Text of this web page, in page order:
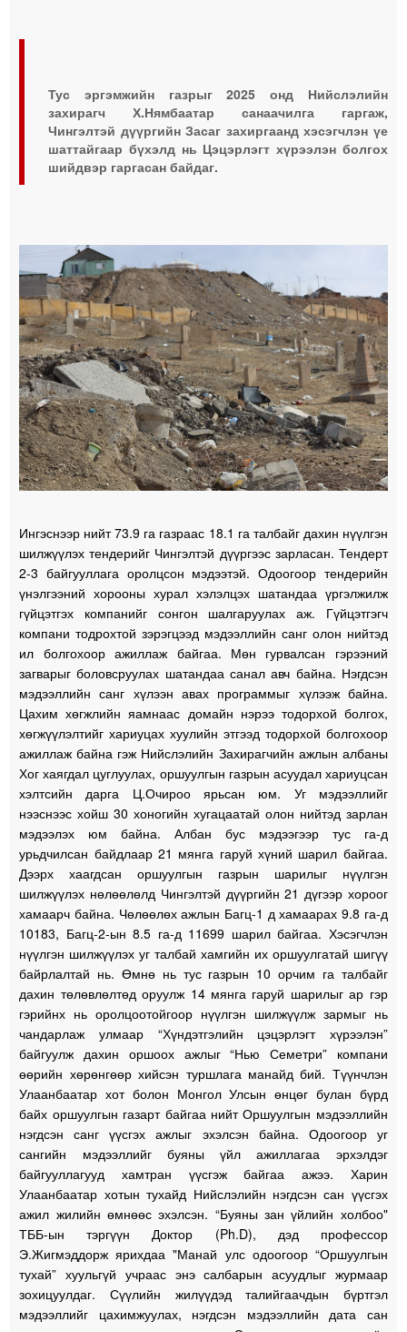
Тус эргэмжийн газрыг 2025 онд Нийслэлийн
захирагч Х.Нямбаатар санаачилга гаргаж,
Чингэлтэй дүүргийн Засаг захиргаанд хэсэгчлэн үе
шаттайгаар бүхэлд нь Цэцэрлэгт хүрээлэн болгох
шийдвэр гаргасан байдаг.
Ингэснээр нийт 73.9 га газраас 18.1 га талбайг дахин нүүлгэн
шилжүүлэх тендерийг Чингэлтэй дүүргээс зарласан. Тендерт
2-3 байгууллага оролцсон мэдээтэй. Одоогоор тендерийн
үнэлгээний хорооны хурал хэлэлцэх шатандаа үргэлжилж
гүйцэтгэх компанийг сонгон шалгаруулах аж. Гүйцэтгэгч
компани тодрохтой зэрэгцээд мэдээллийн санг олон нийтэд
ил болгохоор ажиллаж байгаа. Мөн гурвалсан гэрээний
загварыг боловсруулах шатандаа санал авч байна. Нэгдсэн
мэдээллийн санг хүлээн авах программыг хүлээж байна.
Цахим хөгжлийн яамнаас домайн нэрээ тодорхой болгох,
хөгжүүлэлтийг хариуцах хуулийн этгээд тодорхой болгохоор
ажиллаж байна гэж Нийслэлийн Захирагчийн ажлын албаны
Хог хаягдал цуглуулах, оршуулгын газрын асуудал хариуцсан
хэлтсийн дарга Ц.Очироо ярьсан юм. Уг мэдээллийг
нээснээс хойш 30 хоногийн хугацаатай олон нийтэд зарлан
мэдээлэх юм байна. Албан бус мэдээгээр тус га-д
урьдчилсан байдлаар 21 мянга гаруй хүний шарил байгаа.
Дээрх хаагдсан оршуулгын газрын шарилыг нүүлгэн
шилжүүлэх нөлөөлөлд Чингэлтэй дүүргийн 21 дүгээр хороог
хамаарч байна. Чөлөөлөх ажлын Багц-1 д хамаарах 9.8 га-д
10183, Багц-2-ын 8.5 га-д 11699 шарил байгаа. Хэсэгчлэн
нүүлгэн шилжүүлэх уг талбай хамгийн их оршуулгатай шигүү
байрлалтай нь. Өмнө нь тус газрын 10 орчим га талбайг
дахин төлөвлөлтөд оруулж 14 мянга гаруй шарилыг ар гэр
гэрийнх нь оролцоотойгоор нүүлгэн шилжүүлж зармыг нь
чандарлаж улмаар “Хүндэтгэлийн цэцэрлэгт хүрээлэн”
байгуулж дахин оршоох ажлыг “Нью Семетри” компани
өөрийн хөрөнгөөр хийсэн туршлага манайд бий. Түүнчлэн
Улаанбаатар хот болон Монгол Улсын өнцөг булан бүрд
байх оршуулгын газарт байгаа нийт Оршуулгын мэдээллийн
нэгдсэн санг үүсгэх ажлыг эхэлсэн байна. Одоогоор уг
сангийн мэдээллийг буяны үйл ажиллагаа эрхэлдэг
байгууллагууд хамтран үүсгэж байгаа ажээ. Харин
Улаанбаатар хотын тухайд Нийслэлийн нэгдсэн сан үүсгэх
ажил жилийн өмнөөс эхэлсэн. “Буяны зан үйлийн холбоо"
ТББ-ын тэргүүн Доктор (Ph.D), дэд профессор
Э.Жигмэддорж ярихдаа "Манай улс одоогоор “Оршуулгын
тухай” хуульгүй учраас энэ салбарын асуудлыг журмаар
зохицуулдаг. Сүүлийн жилүүдэд талийгаачдын бүртгэл
мэдээллийг цахимжуулах, нэгдсэн мэдээллийн дата сан